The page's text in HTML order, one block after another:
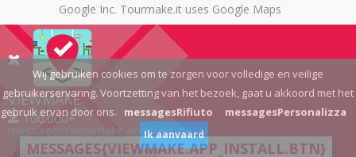
Wij gebruiken cookies om te zorgen voor volledige en veilige
gebruikerservaring. Voortzetting van het bezoek, gaat u akkoord met het
gebruik ervan door ons. messagesRifiuto messagesPersonalizza
Ik aanvaard
VIEWMAKE
100.000+
messages{viewmake.app.free_desc}
MESSAGES{VIEWMAKE.APP_INSTALL.BTN}
Google Inc. Tourmake.it uses Google Maps
API services.
P.iva 08043360729
Algemene voorwaarden
Informativa sulla privacy
Informativa sui cookie